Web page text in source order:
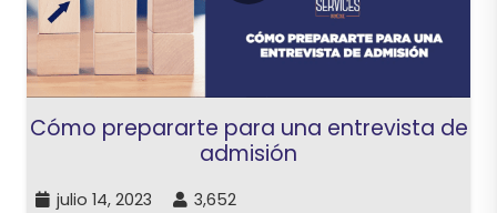
Cómo prepararte para una entrevista de
admisión
julio 14, 2023 3,652